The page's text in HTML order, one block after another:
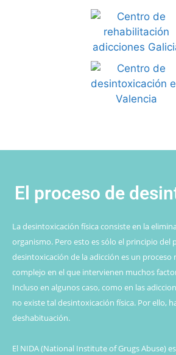
El proceso de
La desintoxicación física consiste en la
organismo. Pero esto es sólo el principio del
desintoxicación de la adicción es un
complejo en el que intervienen muchos
Incluso en algunos caso, como en las
no existe tal desintoxicación física. Por ello,
deshabituación.
El NIDA (National Institute of Grugs Abuse)